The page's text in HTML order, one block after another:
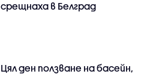
срещнаха в Белград
Цял ден ползване на басейн,